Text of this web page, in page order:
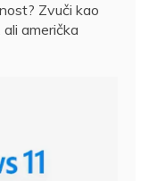
Zvuči kao
američka